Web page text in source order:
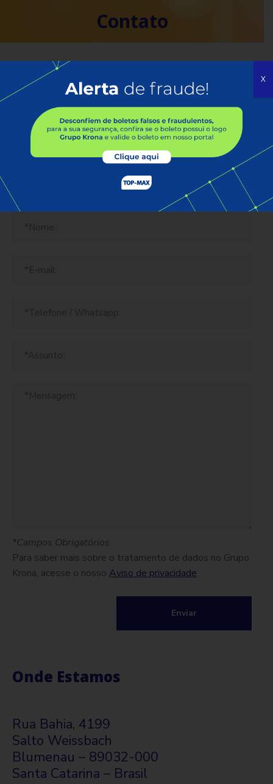
Contato
Tem alguma dúvida ou gostaria
de conversar conosco? Será um
prazer atendê-lo! Preencha o
formulário abaixo e nós
retornaremos assim que
possível.
*Campos Obrigatórios
Para saber mais sobre o tratamento de dados no Grupo
Krona, acesse o nosso Aviso de privacidade
Onde Estamos
Rua Bahia, 4199
Salto Weissbach
Blumenau – 89032-000
Santa Catarina – Brasil
X